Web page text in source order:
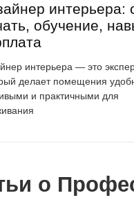
интерьера:
обучение,
интерьера — это
делает помещения
и практичными для
о